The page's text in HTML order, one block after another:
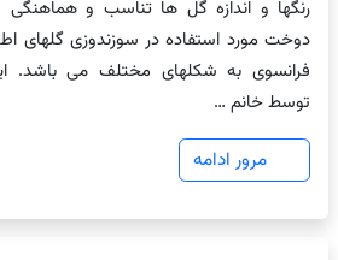
رنگها و اندازه گل ها تناسب و
دوخت مورد استفاده در سوزندوزی گلهای
فرانسوی به شکلهای مختلف می باشد.
توسط خانم …
مرور ادامه